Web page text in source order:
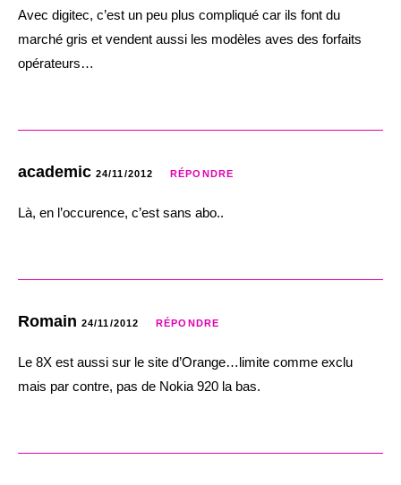
Avec digitec, c’est un peu plus compliqué car ils font du
marché gris et vendent aussi les modèles aves des forfaits
opérateurs…
academic 24/11/2012 RÉPONDRE
Là, en l’occurence, c’est sans abo..
Romain 24/11/2012 RÉPONDRE
Le 8X est aussi sur le site d’Orange…limite comme exclu
mais par contre, pas de Nokia 920 la bas.